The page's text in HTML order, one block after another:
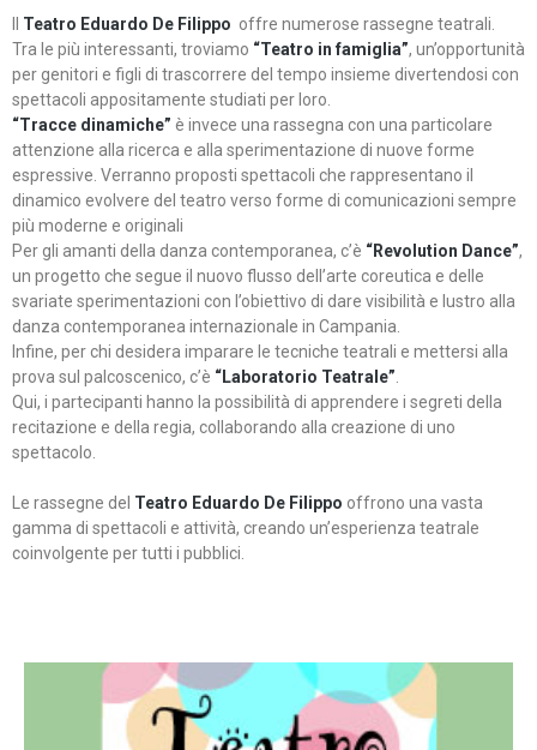
Teatro Eduardo De Filippo offre numerose rassegne teatrali.
Tra le più interessanti, troviamo “Teatro in famiglia”, un’opportunità
per genitori e figli di trascorrere del tempo insieme divertendosi con
spettacoli appositamente studiati per loro.
“Tracce dinamiche” è invece una rassegna con una particolare
attenzione alla ricerca e alla sperimentazione di nuove forme
espressive. Verranno proposti spettacoli che rappresentano il
dinamico evolvere del teatro verso forme di comunicazioni sempre
più moderne e originali
Per gli amanti della danza contemporanea, c’è “Revolution Dance”,
un progetto che segue il nuovo flusso dell’arte coreutica e delle
svariate sperimentazioni con l’obiettivo di dare visibilità e lustro alla
danza contemporanea internazionale in Campania.
Infine, per chi desidera imparare le tecniche teatrali e mettersi alla
prova sul palcoscenico, c’è “Laboratorio Teatrale”
Qui, i partecipanti hanno la possibilità di apprendere i segreti della
recitazione e della regia, collaborando alla creazione di uno
spettacolo.
Le rassegne del Teatro Eduardo De Filippo offrono una vasta
gamma di spettacoli e attività, creando un’esperienza teatrale
coinvolgente per tutti i pubblici.